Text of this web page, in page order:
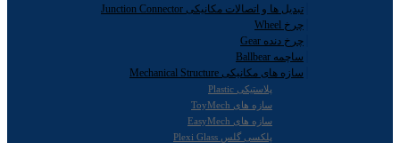
تبدیل ها و اتصالات مکانیکی Junction Connector
چرخ Wheel
چرخ دنده Gear
ساچمه Ballbear
سازه های مکانیکی Mechanical Structure
پلاستیکی Plastic
سازه های ToyMech
سازه های EasyMech
پلکسی گلس Plexi Glass